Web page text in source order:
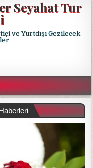
Seyahat Tur
ve Yurtdışı Gezilecek